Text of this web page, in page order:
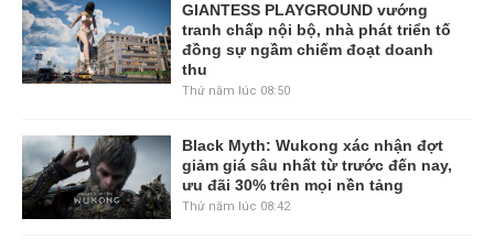
GIANTESS PLAYGROUND vướng
tranh chấp nội bộ, nhà phát triển tố
đồng sự ngầm chiếm đoạt doanh
thu
Thứ năm lúc 08:50
Black Myth: Wukong xác nhận đợt
giảm giá sâu nhất từ trước đến nay,
ưu đãi 30% trên mọi nền tảng
Thứ năm lúc 08:42